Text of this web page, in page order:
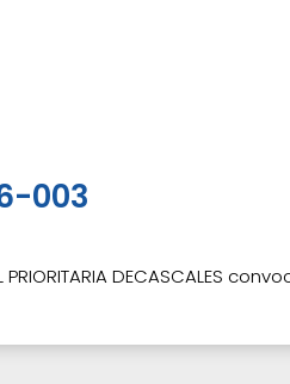
003
PRIORITARIA DECASCALES